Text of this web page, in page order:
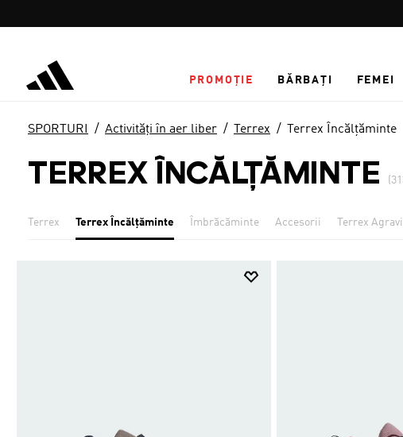
PROMOȚIE BĂRBAȚI FEMEI
SPORTURI Activități în aer liber Terrex Terrex Încălţăminte
TERREX ÎNCĂLŢĂMINTE
Terrex Terrex Încălţăminte Îmbrăcăminte Accesorii Terrex